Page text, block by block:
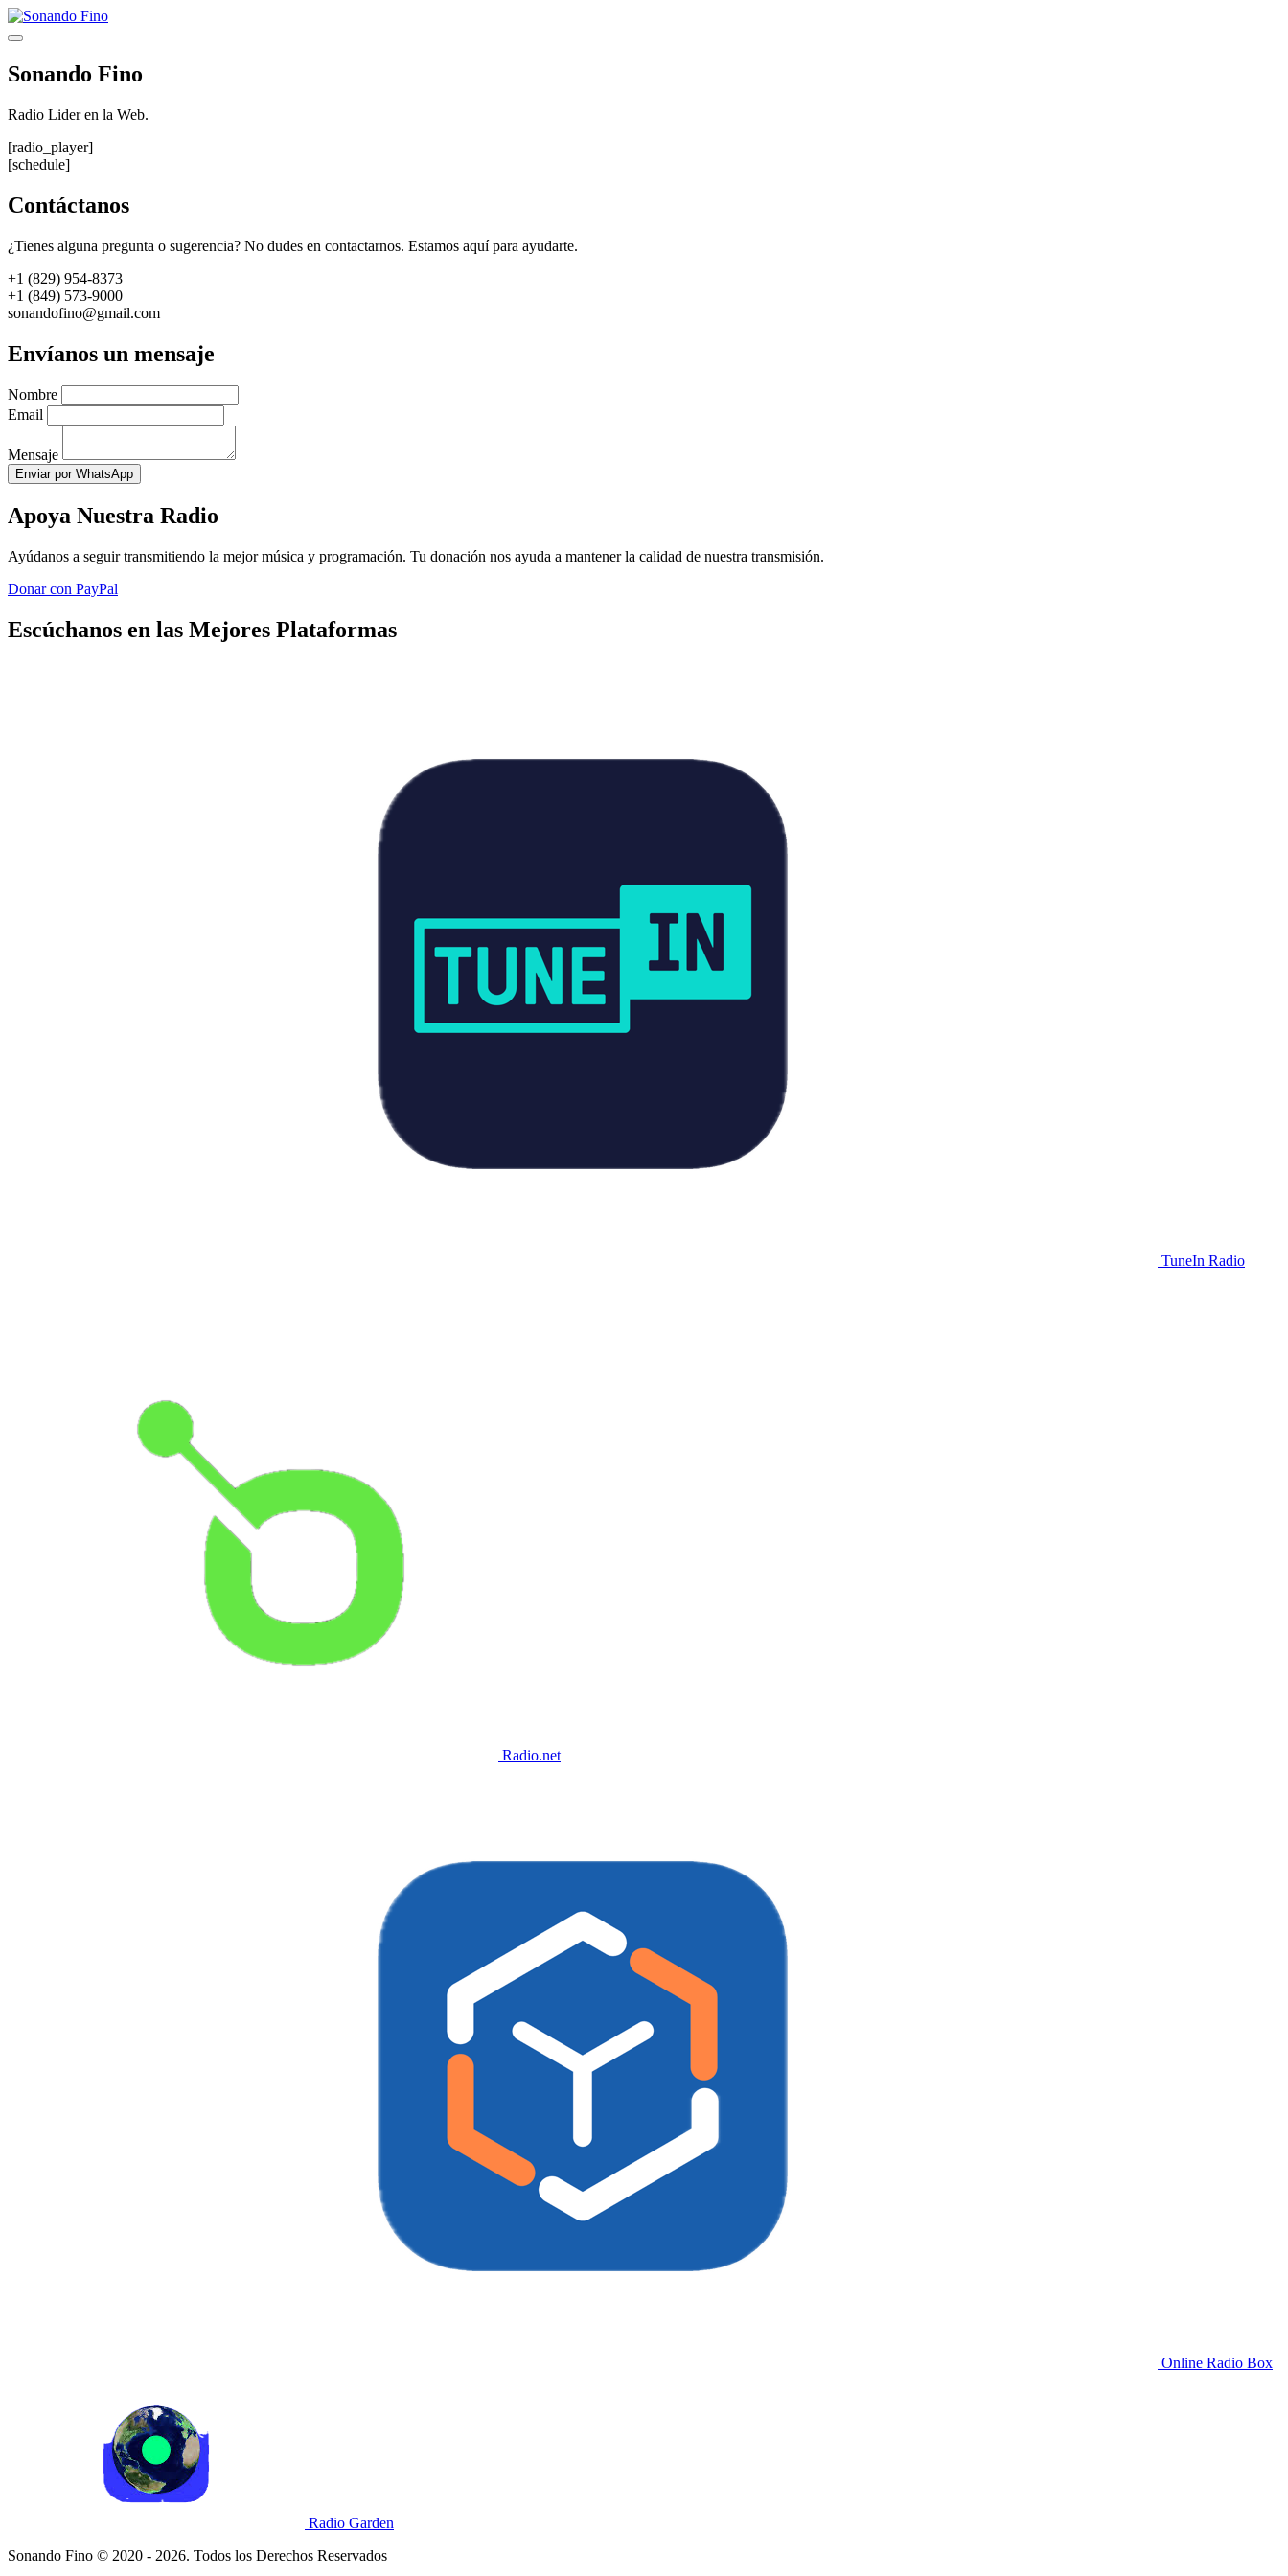
Saltar
al
Menú
Sonando Fino
Radio Lider en la Web.
[radio_player]
[schedule]
Contáctanos
¿Tienes alguna pregunta o sugerencia? No dudes en contactarnos. Estamos aquí para ayudarte.
+1 (829) 954-8373
+1 (849) 573-9000
sonandofino@gmail.com
Envíanos un mensaje
Nombre
Email
Mensaje
Enviar por WhatsApp
Apoya Nuestra Radio
Ayúdanos a seguir transmitiendo la mejor música y programación. Tu donación nos ayuda a mantener la calidad de nuestra transmisión.
Donar con PayPal
Escúchanos en las Mejores Plataformas
TuneIn Radio
Radio.net
Online Radio Box
Radio Garden
Sonando Fino © 2020 - 2026. Todos los Derechos Reservados